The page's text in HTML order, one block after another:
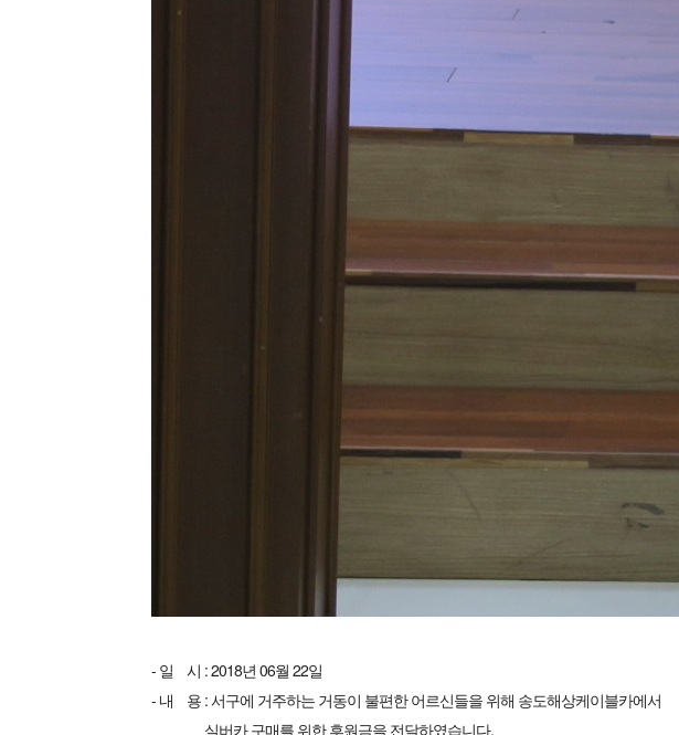
- 일 시 : 2018년 06월 22일
- 내 용 : 서구에 거주하는 거동이 불편한 어르신들을 위해 송도해상케이블카에서
실버카 구매를 위한 후원금을 전달하였습니다.